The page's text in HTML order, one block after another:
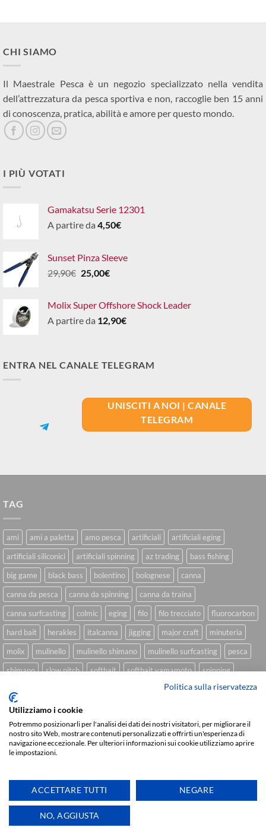
CHI SIAMO
Il Maestrale Pesca è un negozio specializzato nella vendita
dell’attrezzatura da pesca sportiva e non, raccoglie ben 15 anni
di conoscenza, pratica, abilità e amore per questo mondo.
I PIÙ VOTATI
Gamakatsu Serie 12301
A partire da 4,50€
Sunset Pinza Sleeve
29,90€ Il
era:
29,90€.
25,00€Il
è:
25,00€.
Molix Super Offshore Shock Leader
A partire da 12,90€
ENTRA NEL CANALE TELEGRAM
UNISCITI A NOI | CANALE
TELEGRAM
TAG
ami ami a paletta amo pesca artificiali
artificiali eging
artificiali siliconici
artificiali spinning az trading
bass fishing
big game
black bass bolentino bolognese
canna
canna da pesca
canna da spinning
canna da traina
canna surfcasting
colmic eging filo filo trecciato
fluorocarbon
hard bait
herakles italcanna jigging major craft
minuteria
molix
mulinello mulinello shimano mulinello surfcasting
pesca
shimano
slow pitch softbait softbait yamamoto
spinning
trecciato trolling tubertini
Sviluppato daWe Blink Design
CHI SIAMO BLOG FAQ CONTATTI
Copyright 2026 © IlMaestralePesca.it
Politica sulla riservatezza
Utilizziamo i cookie
Potremmo posizionarli per l'analisi dei dati dei nostri visitatori, per migliorare il
nostro sito Web, mostrare contenuti personalizzati e offrirti un'esperienza di
navigazione eccezionale. Per ulteriori informazioni sui cookie utilizziamo aprire
le impostazioni.
ACCETTARE TUTTI NEGARE
NO, AGGIUSTA